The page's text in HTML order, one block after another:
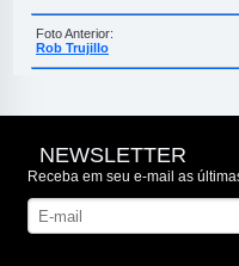
Foto Anterior:
Rob Trujillo
NEWSLETTER
Receba em seu e-mail as